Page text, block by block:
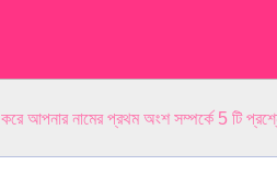
আপনার নামের প্রথম অংশ সম্পর্কে 5 টি